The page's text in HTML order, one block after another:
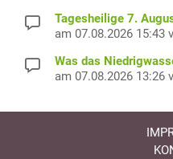
Tagesheilige 7.
am 07.08.2026 15:43
Was das
am 07.08.2026 13:26